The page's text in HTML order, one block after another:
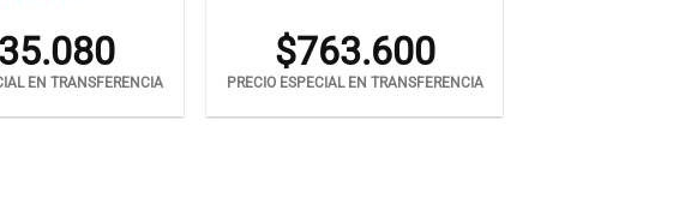
EN TRANSFERENCIA
$763.600
PRECIO ESPECIAL EN TRANSFERENCIA